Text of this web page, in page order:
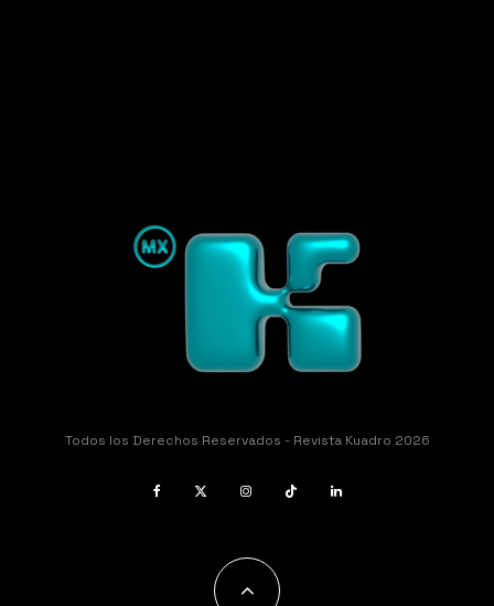
Todos los Derechos Reservados - Revista Kuadro 2026